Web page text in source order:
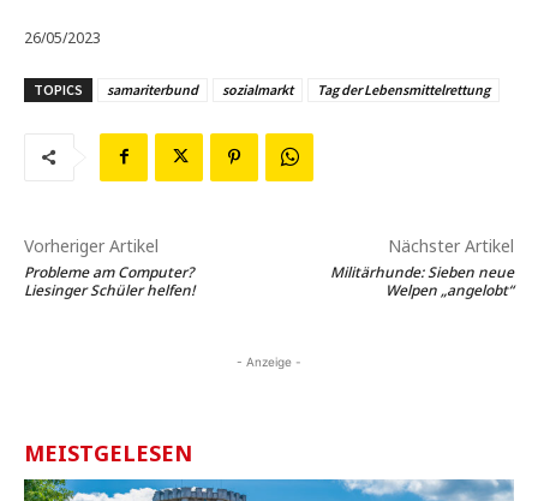
26/05/2023
TOPICS samariterbund sozialmarkt Tag der Lebensmittelrettung
Vorheriger Artikel
Probleme am Computer?
Liesinger Schüler helfen!
Nächster Artikel
Militärhunde: Sieben neue
Welpen „angelobt“
- Anzeige -
MEISTGELESEN